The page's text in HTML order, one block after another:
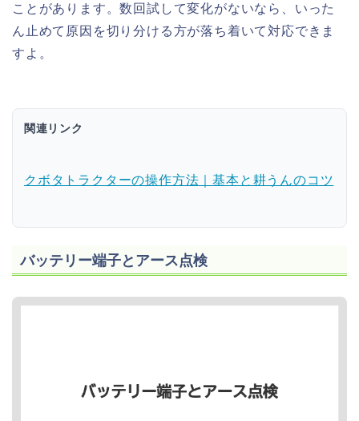
ことがあります。数回試して変化がないなら、いった
ん止めて原因を切り分ける方が落ち着いて対応できま
すよ。
関連リンク
クボタトラクターの操作方法｜基本と耕うんのコツ
バッテリー端子とアース点検